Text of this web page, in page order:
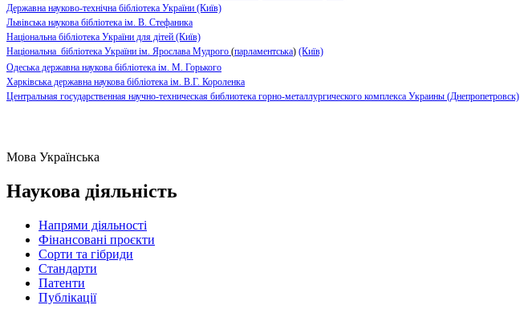
Державна науково-технічна бібліотека України (Київ)
Львівська наукова бібліотека ім. В. Стефаника
Національна бібліотека України для дітей (Київ)
Національна бібліотека України ім. Ярослава Мудрого (парламентська) (Київ)
Одеська державна наукова бібліотека ім. М. Горького
Харківська державна наукова бібліотека ім. В.Г. Короленка
Центральная государственная научно-техническая библиотека горно-металлургического комплекса Украины (Днепропетровск)
Мова Українська
Наукова діяльність
Напрями діяльності
Фінансовані проєкти
Сорти та гібриди
Стандарти
Патенти
Публікації